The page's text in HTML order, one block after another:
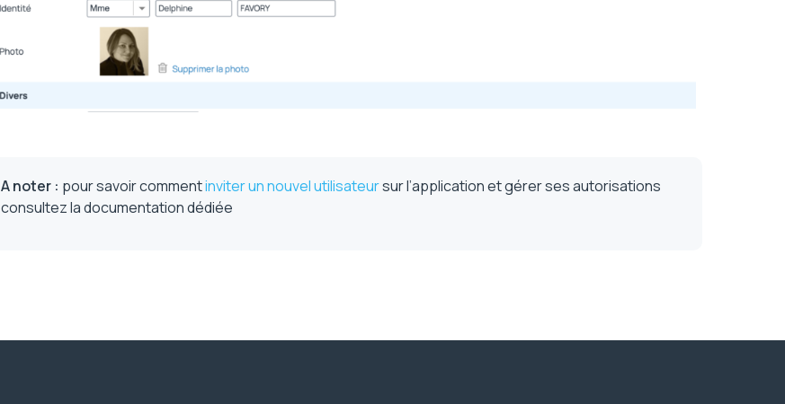
A noter : pour savoir commentinviter un nouvel utilisateursur l’application et gérer ses autorisations
consultez la documentation dédiée